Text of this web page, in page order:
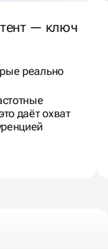
— ключ
реально
даёт охват